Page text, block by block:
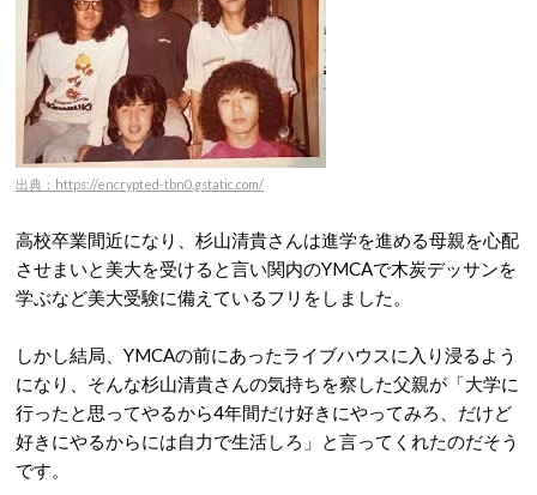
出典：https://encrypted-tbn0.gstatic.com/
高校卒業間近になり、杉山清貴さんは進学を進める母親を心配
させまいと美大を受けると言い関内のYMCAで木炭デッサンを
学ぶなど美大受験に備えているフリをしました。
しかし結局、YMCAの前にあったライブハウスに入り浸るよう
になり、そんな杉山清貴さんの気持ちを察した父親が「大学に
行ったと思ってやるから4年間だけ好きにやってみろ、だけど
好きにやるからには自力で生活しろ」と言ってくれたのだそう
です。